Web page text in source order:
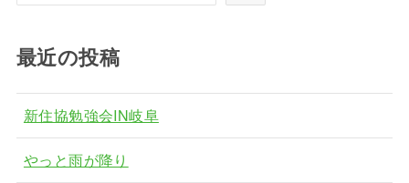
最近の投稿
新住協勉強会IN岐阜
やっと雨が降り